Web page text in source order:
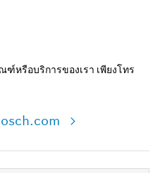
หรือบริการของเรา เพียงโทร